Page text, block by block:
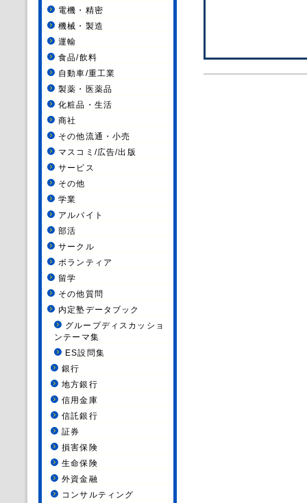
電機・精密
機械・製造
運輸
食品/飲料
自動車/重工業
製薬・医薬品
化粧品・生活
商社
その他流通・小売
マスコミ/広告/出版
サービス
その他
学業
アルバイト
部活
サークル
ボランティア
留学
その他質問
内定塾データブック
グループディスカッショ
ンテーマ集
ES設問集
銀行
地方銀行
信用金庫
信託銀行
証券
損害保険
生命保険
外資金融
コンサルティング